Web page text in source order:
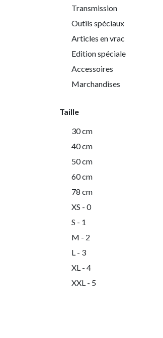
Transmission
Outils spéciaux
Articles en vrac
Edition spéciale
Accessoires
Marchandises
Taille
30 cm
40 cm
50 cm
60 cm
78 cm
XS - 0
S - 1
M - 2
L - 3
XL - 4
XXL - 5